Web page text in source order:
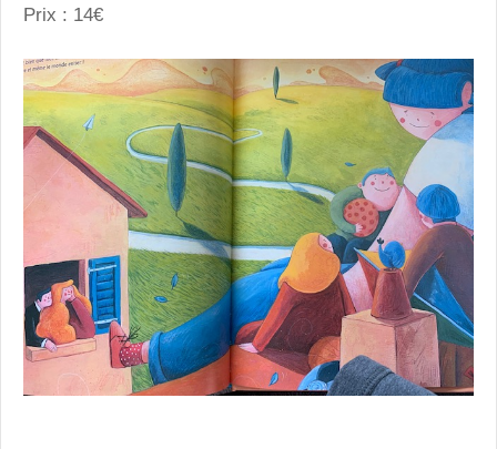
Prix : 14€